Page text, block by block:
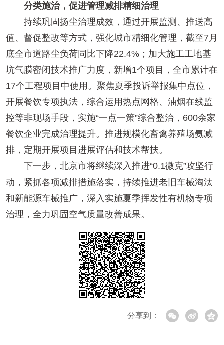
分类施治，促进管理减排精细治理
持续巩固扬尘治理成效，通过开展监测、推送高
值、督促整改等方式，强化城市精细化管理，截至7月
底全市道路尘负荷同比下降22.4%；加大施工工地基
坑气膜密闭技术推广力度，新增1个项目，全市累计在
17个工程项目中使用。聚焦夏季投诉举报集中点位，
开展餐饮专项执法，综合运用热点网格、油烟在线监
控等非现场手段，实施“一点一策”综合整治，600余家
餐饮企业完成治理提升。推进规模化畜禽养殖场氨减
排，定期开展项目进展评估和技术帮扶。
下一步，北京市将继续深入推进“0.1微克”攻坚行
动，紧抓各项减排措施落实，持续推进老旧车械淘汰
和新能源车械推广，深入实施夏季挥发性有机物专项
治理，全力巩固空气质量改善成果。
分享到：